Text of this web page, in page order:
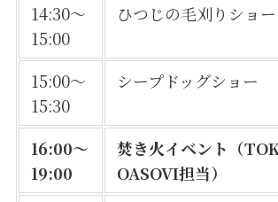
14:30〜
15:00
ひつじの毛刈りショー
15:00〜
15:30
シープドッグショー
16:00〜
19:00
焚き火イベント（
OASOVI担当）